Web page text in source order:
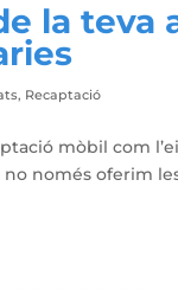
la teva
, Recaptació
mòbil com
no només oferim